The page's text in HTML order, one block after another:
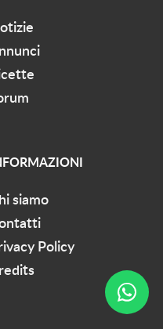
siamo
Policy